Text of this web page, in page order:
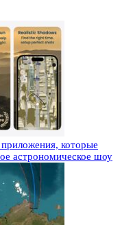
которые
астрономическое шоу